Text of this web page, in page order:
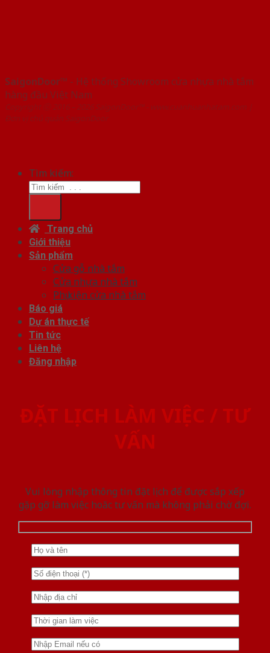
SaigonDoor™ - Hệ thống Showroom cửa nhựa nhà tắm
hàng đầu Việt Nam
Copyright ⓒ 2016 – 2026 SaigonDoor™ - www.cuanhuanhatam.com |
Đơn vị chủ quản SaigonDoor
Tìm kiếm:
Trang chủ
Giới thiệu
Sản phẩm
Cửa gỗ nhà tắm
Cửa nhựa nhà tắm
Phụ kiện cửa nhà tắm
Báo giá
Dự án thực tế
Tin tức
Liên hệ
Đăng nhập
ĐẶT LỊCH LÀM VIỆC / TƯ
VẤN
Vui lòng nhập thông tin đặt lịch để được sắp xếp
gặp gỡ làm việc hoăc tư vấn mà không phải chờ đợi.